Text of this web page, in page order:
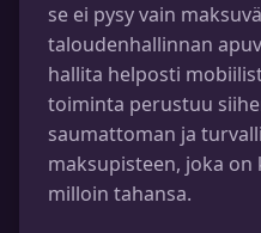
se ei pysy vain
taloudenhallinnan
hallita helposti
toiminta perustuu
saumattoman ja
maksupisteen, joka on
milloin tahansa.